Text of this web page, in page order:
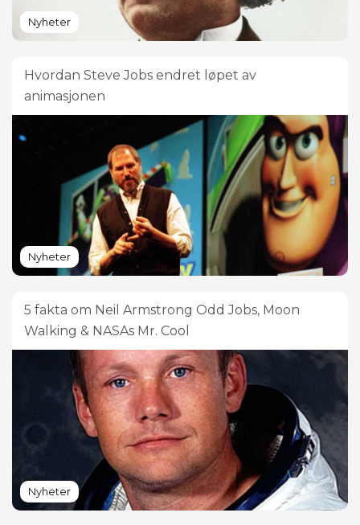
Nyheter
Hvordan Steve Jobs endret løpet av
animasjonen
Nyheter
5 fakta om Neil Armstrong Odd Jobs, Moon
Walking & NASAs Mr. Cool
Nyheter